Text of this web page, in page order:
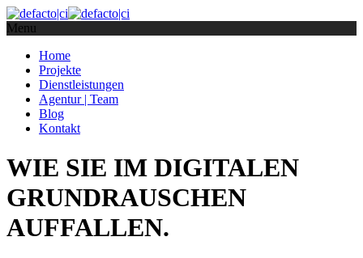
Menu
Home
Projekte
Dienstleistungen
Agentur | Team
Blog
Kontakt
WIE SIE IM DIGITALEN
GRUNDRAUSCHEN
AUFFALLEN.